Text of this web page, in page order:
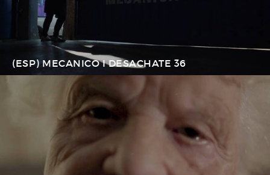
(ESP) MECANICO I DESACHATE 36